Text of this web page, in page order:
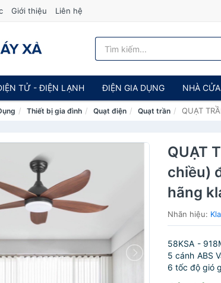
Giới thiệu Liên hệ
TỬ - ĐIỆN LẠNH ĐIỆN GIA DỤNG NHÀ
Thiết bị gia đình Quạt điện Quạt trần QUẠT
QUẠT
chiều)
hãng
Nhãn hiệu:
58KSA -
5 cánh ABS
6 tốc độ gió